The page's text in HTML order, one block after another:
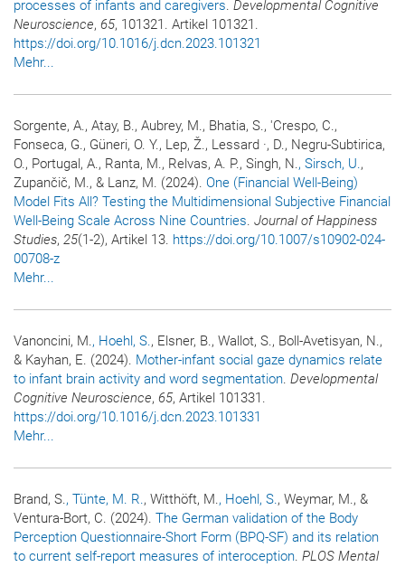
processes of infants and caregivers. Developmental Cognitive
Neuroscience, 65, 101321. Artikel 101321.
https://doi.org/10.1016/j.dcn.2023.101321
Mehr...
Sorgente, A., Atay, B., Aubrey, M., Bhatia, S., 'Crespo, C.,
Fonseca, G., Güneri, O. Y., Lep, Ž., Lessard ·, D., Negru-Subtirica,
O., Portugal, A., Ranta, M., Relvas, A. P., Singh, N., Sirsch, U.,
Zupančič, M., & Lanz, M. (2024). One (Financial Well‑Being)
Model Fits All? Testing the Multidimensional Subjective Financial
Well‑Being Scale Across Nine Countries. Journal of Happiness
Studies, 25(1-2), Artikel 13. https://doi.org/10.1007/s10902-024-
00708-z
Mehr...
Vanoncini, M., Hoehl, S., Elsner, B., Wallot, S., Boll-Avetisyan, N.,
& Kayhan, E. (2024). Mother-infant social gaze dynamics relate
to infant brain activity and word segmentation. Developmental
Cognitive Neuroscience, 65, Artikel 101331.
https://doi.org/10.1016/j.dcn.2023.101331
Mehr...
Brand, S., Tünte, M. R., Witthöft, M., Hoehl, S., Weymar, M., &
Ventura-Bort, C. (2024). The German validation of the Body
Perception Questionnaire-Short Form (BPQ-SF) and its relation
to current self-report measures of interoception. PLOS Mental